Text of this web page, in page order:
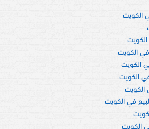
الكويت
الكويت
في الكويت
الكويت
الكويت
الكويت
في الكويت
الكويت